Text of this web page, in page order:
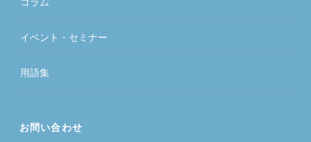
イベント・セミナー
用語集
お問い合わせ